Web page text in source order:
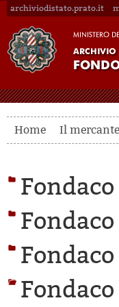
archiviodistato.prato.it
Home Il mercante